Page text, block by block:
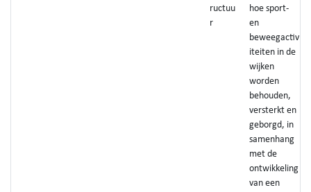
ructuu
r
hoe sport-
en
beweegactiv
iteiten in de
wijken
worden
behouden,
versterkt en
geborgd, in
samenhang
met de
ontwikkeling
van een